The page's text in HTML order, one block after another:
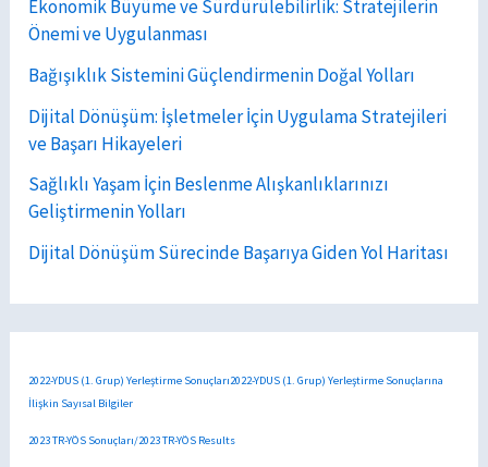
Ekonomik Büyüme ve Sürdürülebilirlik: Stratejilerin
Önemi ve Uygulanması
Bağışıklık Sistemini Güçlendirmenin Doğal Yolları
Dijital Dönüşüm: İşletmeler İçin Uygulama Stratejileri
ve Başarı Hikayeleri
Sağlıklı Yaşam İçin Beslenme Alışkanlıklarınızı
Geliştirmenin Yolları
Dijital Dönüşüm Sürecinde Başarıya Giden Yol Haritası
2022-YDUS (1. Grup) Yerleştirme Sonuçları2022-YDUS (1. Grup) Yerleştirme Sonuçlarına
İlişkin Sayısal Bilgiler
2023 TR-YÖS Sonuçları/2023 TR-YÖS Results